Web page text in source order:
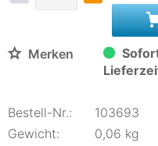
Merken
Bestell-Nr.:
103693
Gewicht:
0,06 kg